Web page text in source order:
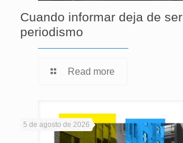
Cuando informar deja de ser
periodismo
Read more
5 de agosto de 2026